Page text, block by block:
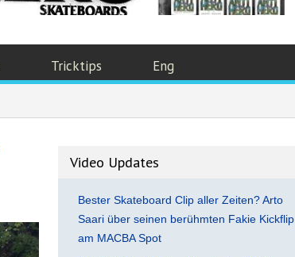
Tricktips Eng
Video Updates
Bester Skateboard Clip aller Zeiten? Arto
Saari über seinen berühmten Fakie Kickflip
am MACBA Spot